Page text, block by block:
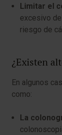
Limitar el
excesivo
riesgo de
¿Existen
En algunos
como:
La